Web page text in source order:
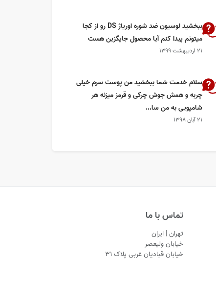
ببخشید لوسیون ضد شوره اوریاژ DS رو از کجا
میتونم پیدا کنم آیا محصول جایگزین هست
۲۱ اردیبهشت ۱۳۹۹
سلام خدمت شما ببخشید من پوست سرم خیلی
چربه و همش جوش چرکی و قرمز میزنه هر
شامپویی به من سا...
۲۱ آبان ۱۳۹۸
تماس با ما
تهران | ایران
خیابان ولیعصر
خیابان قبادیان غربی پلاک ۳۱